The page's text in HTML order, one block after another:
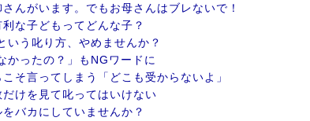
んがいます。でもお母さんはブレないで！
な子どもってどんな子？
う叱り方、やめませんか？
ったの？」もNGワードに
そ言ってしまう「どこも受からないよ」
けを見て叱ってはいけない
バカにしていませんか？